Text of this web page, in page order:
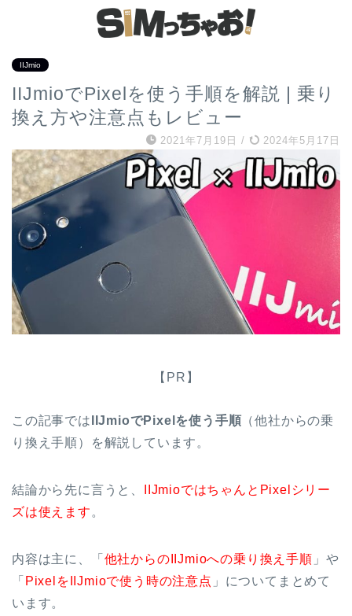
IIJmio
IIJmioでPixelを使う手順を解説 | 乗り
換え方や注意点もレビュー
2021年7月19日 / 2024年5月17日
【PR】
この記事では IIJmioでPixelを使う手順 （他社からの乗
り換え手順）を解説しています。
結論から先に言うと、
IIJmioではちゃんとPixelシリー
ズは使えます 。
内容は主に、「 他社からのIIJmioへの乗り換え手順 」や
「 PixelをIIJmioで使う時の注意点 」についてまとめて
います。